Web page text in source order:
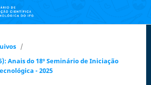
/
Anais do 18º Seminário de Iniciação
- 2025